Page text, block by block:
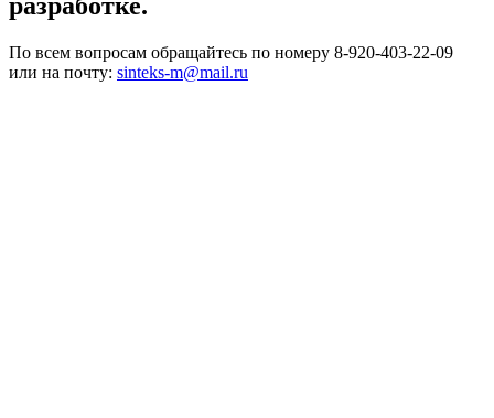
разработке.
По всем вопросам обращайтесь по номеру 8-920-403-22-09
или на почту: sinteks-m@mail.ru